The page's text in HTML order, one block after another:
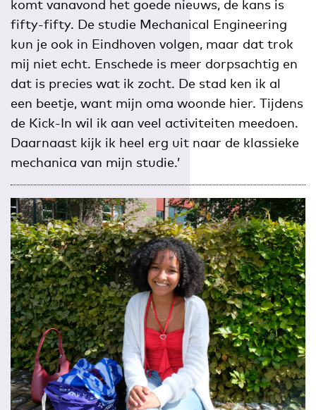
komt vanavond het goede nieuws, de kans is
fifty-fifty. De studie Mechanical Engineering
kun je ook in Eindhoven volgen, maar dat trok
mij niet echt. Enschede is meer dorpsachtig en
dat is precies wat ik zocht. De stad ken ik al
een beetje, want mijn oma woonde hier. Tijdens
de Kick-In wil ik aan veel activiteiten meedoen.
Daarnaast kijk ik heel erg uit naar de klassieke
mechanica van mijn studie.’